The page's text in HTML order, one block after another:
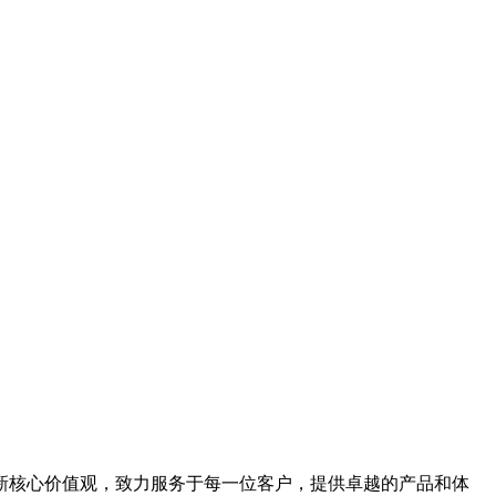
心价值观，致力服务于每一位客户，提供卓越的产品和体